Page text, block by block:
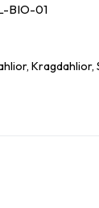
BIO-01
Kragdahlior,